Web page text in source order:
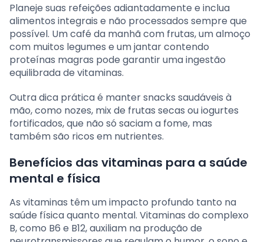
Planeje suas refeições adiantadamente e inclua
alimentos integrais e não processados sempre que
possível. Um café da manhã com frutas, um almoço
com muitos legumes e um jantar contendo
proteínas magras pode garantir uma ingestão
equilibrada de vitaminas.
Outra dica prática é manter snacks saudáveis à
mão, como nozes, mix de frutas secas ou iogurtes
fortificados, que não só saciam a fome, mas
também são ricos em nutrientes.
Benefícios das vitaminas para a saúde
mental e física
As vitaminas têm um impacto profundo tanto na
saúde física quanto mental. Vitaminas do complexo
B, como B6 e B12, auxiliam na produção de